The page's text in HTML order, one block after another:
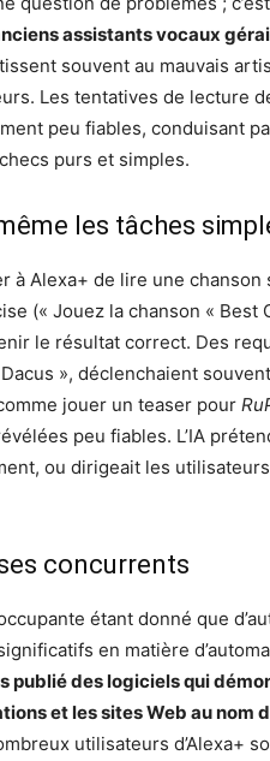
assistants vocaux
souvent au mauvais
Les tentatives de lecture
peu fiables, conduisant
purs et simples.
les tâches
à Alexa+ de lire une chanson
(« Jouez la chanson « Best
le résultat correct. Des
», déclenchaient
jouer un teaser pour
peu fiables. L’IA
ou dirigeait les
concurrents
étant donné que
en matière
publié des logiciels qui
et les sites Web au nom
utilisateurs d’Alexa+